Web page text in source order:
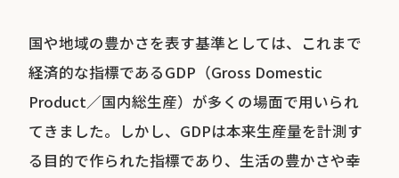
国や地域の豊かさを表す基準としては、これまで
経済的な指標であるGDP（Gross Domestic
Product／国内総生産）が多くの場面で用いられ
てきました。しかし、GDPは本来生産量を計測す
る目的で作られた指標であり、生活の豊かさや幸